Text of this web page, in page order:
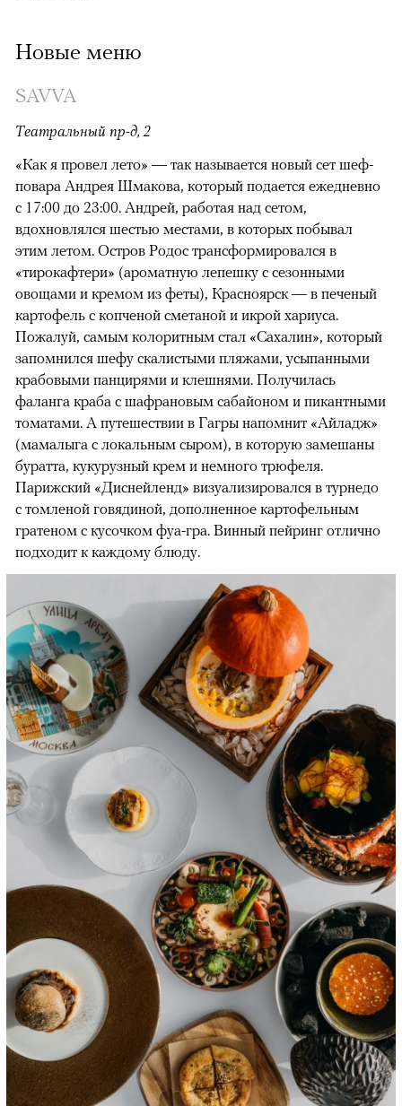
Новые меню
SAVVA
Театральный пр-д, 2
«Как я провел лето» — так называется новый сет шеф-
повара Андрея Шмакова, который подается ежедневно
с 17:00 до 23:00. Андрей, работая над сетом,
вдохновлялся шестью местами, в которых побывал
этим летом. Остров Родос трансформировался в
«тирокафтери» (ароматную лепешку с сезонными
овощами и кремом из феты), Красноярск — в печеный
картофель с копченой сметаной и икрой хариуса.
Пожалуй, самым колоритным стал «Сахалин», который
запомнился шефу скалистыми пляжами, усыпанными
крабовыми панцирями и клешнями. Получилась
фаланга краба с шафрановым сабайоном и пикантными
томатами. А путешествии в Гагры напомнит «Айладж»
(мамалыга с локальным сыром), в которую замешаны
буратта, кукурузный крем и немного трюфеля.
Парижский «Диснейленд» визуализировался в турнедо
с томленой говядиной, дополненное картофельным
гратеном с кусочком фуа-гра. Винный пейринг отлично
подходит к каждому блюду.